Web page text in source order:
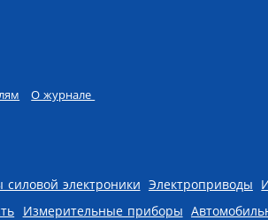
О журнале
электроники Электроприводы
Измерительные приборы